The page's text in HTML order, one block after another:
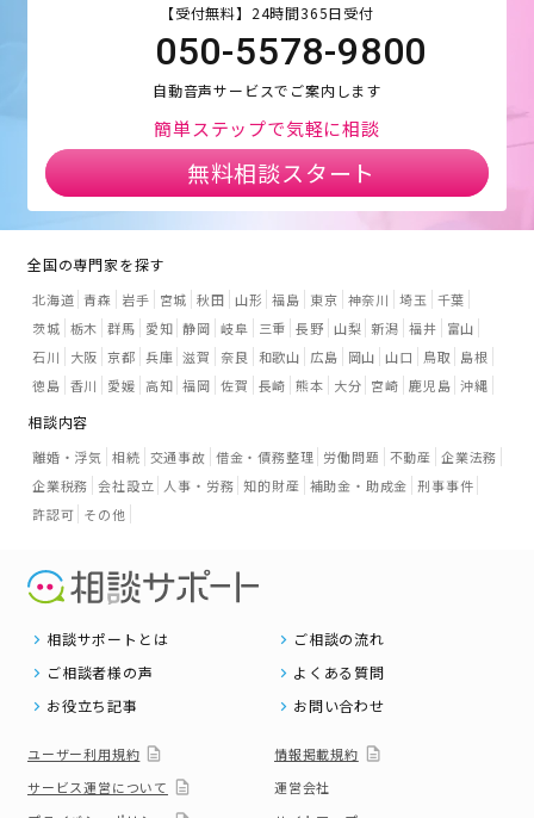
【受付無料】24時間365日受付
050-5578-9800
自動音声サービスでご案内します
簡単ステップで気軽に相談
無料相談スタート
全国の専門家を探す
北海道 青森 岩手 宮城 秋田 山形 福島 東京 神奈川 埼玉
千葉
茨城 栃木 群馬 愛知 静岡 岐阜 三重 長野 山梨 新潟 福井
富山
石川
大阪 京都 兵庫 滋賀 奈良 和歌山 広島 岡山 山口 鳥取
島根
徳島 香川 愛媛 高知 福岡 佐賀 長崎 熊本 大分 宮崎 鹿児島 沖縄
相談内容
離婚・浮気 相続 交通事故 借金・債務整理 労働問題 不動産 企業法務
企業税務 会社設立 人事・労務 知的財産 補助金・助成金 刑事事件
許認可 その他
相談サポートとは
ご相談の流れ
ご相談者様の声
よくある質問
お役立ち記事
お問い合わせ
ユーザー利用規約
情報掲載規約
サービス運営について
運営会社